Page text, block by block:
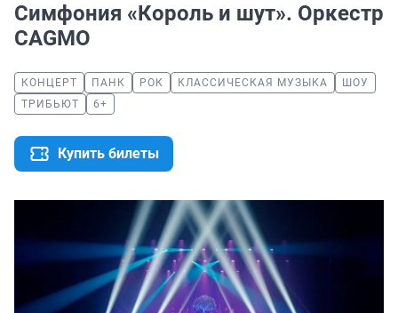
Симфония «Король и шут». Оркестр
CAGMO
КОНЦЕРТ ПАНК РОК КЛАССИЧЕСКАЯ МУЗЫКА
ШОУ
ТРИБЬЮТ
6+
Купить билеты